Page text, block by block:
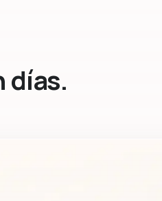
días.